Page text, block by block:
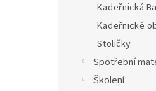
Kadeřnická
Kadeřnické
Stoličky
Spotřební
Školení